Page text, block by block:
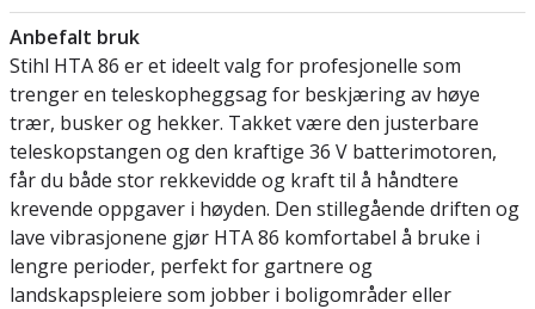
Anbefalt bruk
Stihl HTA 86 er et ideelt valg for profesjonelle som
trenger en teleskopheggsag for beskjæring av høye
trær, busker og hekker. Takket være den justerbare
teleskopstangen og den kraftige 36 V batterimotoren,
får du både stor rekkevidde og kraft til å håndtere
krevende oppgaver i høyden. Den stillegående driften og
lave vibrasjonene gjør HTA 86 komfortabel å bruke i
lengre perioder, perfekt for gartnere og
landskapspleiere som jobber i boligområder eller